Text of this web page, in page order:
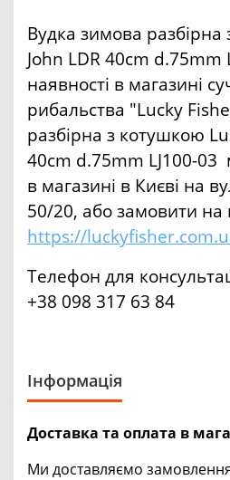
Вудка зимова
John LDR 40cm d.75mm
наявності в магазині
рибальства "Lucky
разбірна з котушкою
40cm d.75mm LJ100-
в магазині в Києві на
50/20, або замовити на
https://
Телефон для
+38 098 317 63 84
Інформація
Доставка та оплата в
Ми доставляємо замовлення